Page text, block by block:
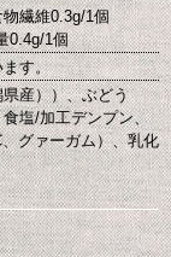
繊維0.3g/1個
0.4g/1個
ます。
産））、ぶどう
塩/加工デンプン、
グァーガム）、乳化